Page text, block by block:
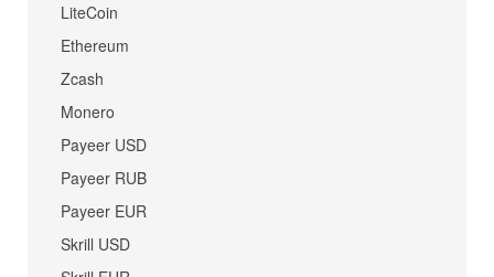
LiteCoin
Ethereum
Zcash
Monero
Payeer USD
Payeer RUB
Payeer EUR
Skrill USD